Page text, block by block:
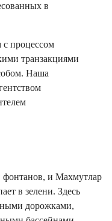
в
процессом
транзакциями
Наша
и Махмутлар
в зелени. Здесь
дорожками,